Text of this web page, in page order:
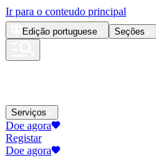
Ir para o conteudo principal
Edição portuguese Seções
Serviços
Doe agora
Registar
Doe agora